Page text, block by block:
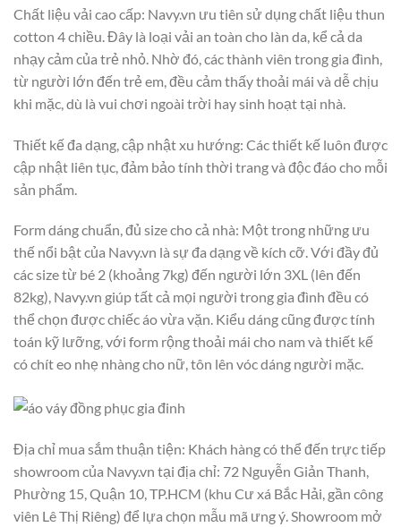
Chất liệu vải cao cấp: Navy.vn ưu tiên sử dụng chất liệu thun
cotton 4 chiều. Đây là loại vải an toàn cho làn da, kể cả da
nhạy cảm của trẻ nhỏ. Nhờ đó, các thành viên trong gia đình,
từ người lớn đến trẻ em, đều cảm thấy thoải mái và dễ chịu
khi mặc, dù là vui chơi ngoài trời hay sinh hoạt tại nhà.
Thiết kế đa dạng, cập nhật xu hướng: Các thiết kế luôn được
cập nhật liên tục, đảm bảo tính thời trang và độc đáo cho mỗi
sản phẩm.
Form dáng chuẩn, đủ size cho cả nhà: Một trong những ưu
thế nổi bật của Navy.vn là sự đa dạng về kích cỡ. Với đầy đủ
các size từ bé 2 (khoảng 7kg) đến người lớn 3XL (lên đến
82kg), Navy.vn giúp tất cả mọi người trong gia đình đều có
thể chọn được chiếc áo vừa vặn. Kiểu dáng cũng được tính
toán kỹ lưỡng, với form rộng thoải mái cho nam và thiết kế
có chít eo nhẹ nhàng cho nữ, tôn lên vóc dáng người mặc.
Địa chỉ mua sắm thuận tiện: Khách hàng có thể đến trực tiếp
showroom của Navy.vn tại địa chỉ: 72 Nguyễn Giản Thanh,
Phường 15, Quận 10, TP.HCM (khu Cư xá Bắc Hải, gần công
viên Lê Thị Riêng) để lựa chọn mẫu mã ưng ý. Showroom mở